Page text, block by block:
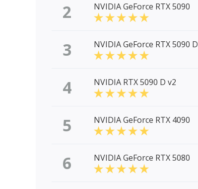
2 NVIDIA GeForce RTX 5090
3 NVIDIA GeForce RTX 5090 D
4 NVIDIA RTX 5090 D v2
5 NVIDIA GeForce RTX 4090
6 NVIDIA GeForce RTX 5080